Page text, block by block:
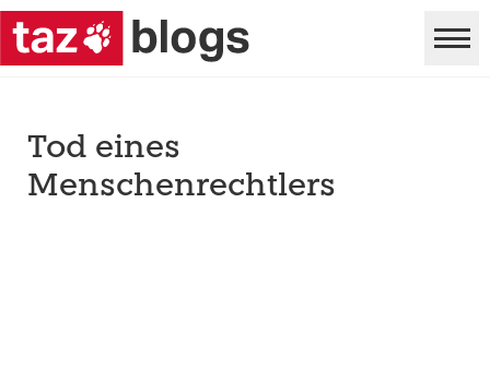
Tod eines
Menschenrechtlers